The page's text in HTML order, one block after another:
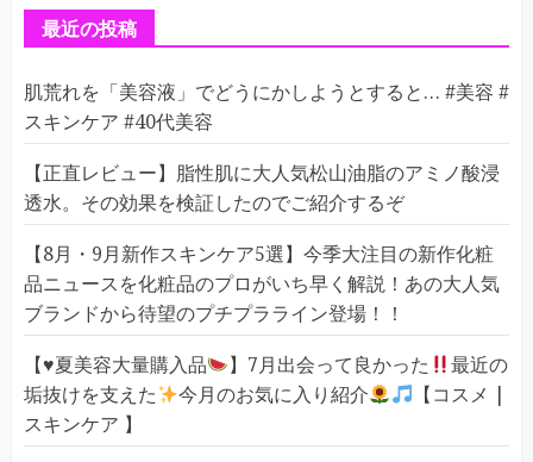
最近の投稿
肌荒れを「美容液」でどうにかしようとすると… #美容 #
スキンケア #40代美容
【正直レビュー】脂性肌に大人気松山油脂のアミノ酸浸
透水。その効果を検証したのでご紹介するぞ
【8月・9月新作スキンケア5選】今季大注目の新作化粧
品ニュースを化粧品のプロがいち早く解説！あの大人気
ブランドから待望のプチプラライン登場！！
【♥️夏美容大量購入品 】7月出会って良かった
最近の
垢抜けを支えた
今月のお気に入り紹介
【コスメ |
スキンケア 】